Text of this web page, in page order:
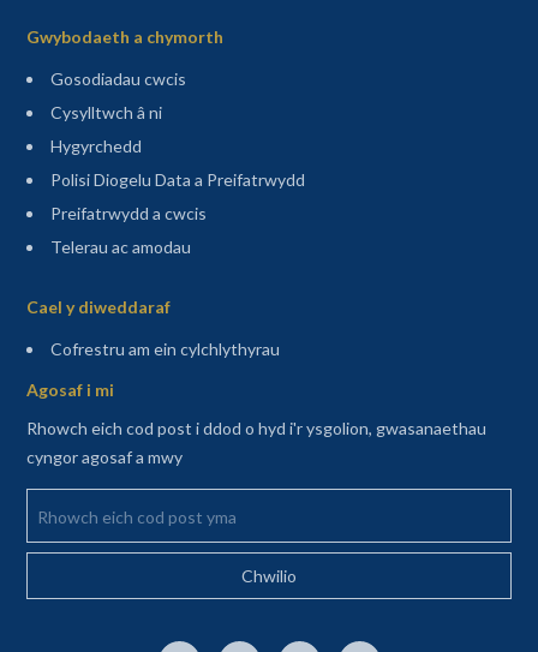
Gwybodaeth a chymorth
Gosodiadau cwcis
Cysylltwch â ni
Hygyrchedd
Polisi Diogelu Data a Preifatrwydd
Preifatrwydd a cwcis
Telerau ac amodau
Cael y diweddaraf
Cofrestru am ein cylchlythyrau(agor mewn tab newydd)
Agosaf i mi
Rhowch eich cod post i ddod o hyd i'r ysgolion, gwasanaethau
cyngor agosaf a mwy
Rhowch eich cod post yma